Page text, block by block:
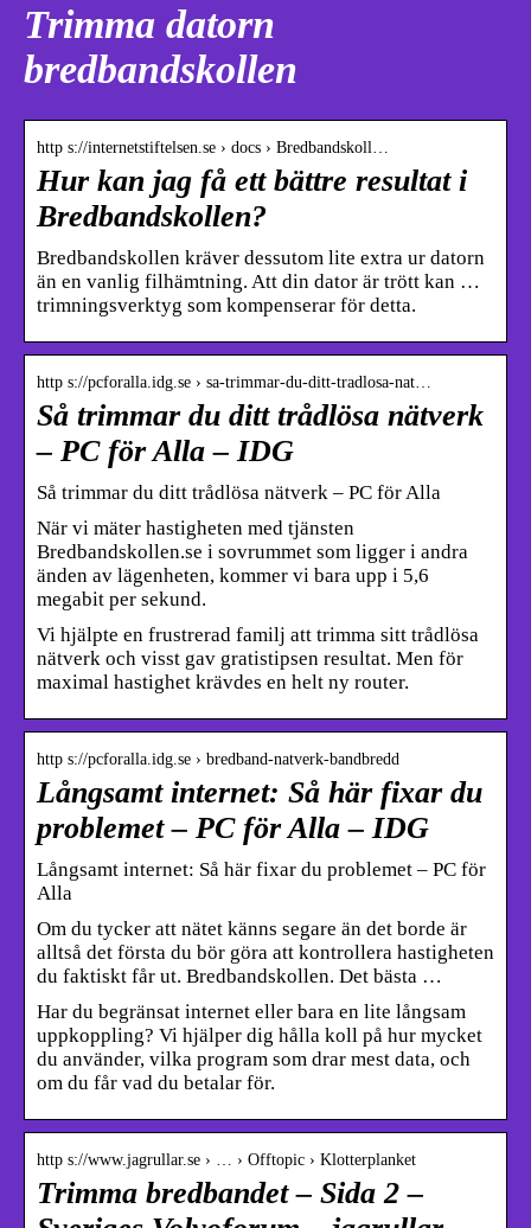
Trimma datorn
bredbandskollen
http s://internetstiftelsen.se › docs › Bredbandskoll…
Hur kan jag få ett bättre resultat i
Bredbandskollen?
Bredbandskollen kräver dessutom lite extra ur datorn
än en vanlig filhämtning. Att din dator är trött kan …
trimningsverktyg som kompenserar för detta.
http s://pcforalla.idg.se › sa-trimmar-du-ditt-tradlosa-nat…
Så trimmar du ditt trådlösa nätverk
– PC för Alla – IDG
Så trimmar du ditt trådlösa nätverk – PC för Alla
När vi mäter hastigheten med tjänsten
Bredbandskollen.se i sovrummet som ligger i andra
änden av lägenheten, kommer vi bara upp i 5,6
megabit per sekund.
Vi hjälpte en frustrerad familj att trimma sitt trådlösa
nätverk och visst gav gratistipsen resultat. Men för
maximal hastighet krävdes en helt ny router.
http s://pcforalla.idg.se › bredband-natverk-bandbredd
Långsamt internet: Så här fixar du
problemet – PC för Alla – IDG
Långsamt internet: Så här fixar du problemet – PC för
Alla
Om du tycker att nätet känns segare än det borde är
alltså det första du bör göra att kontrollera hastigheten
du faktiskt får ut. Bredbandskollen. Det bästa …
Har du begränsat internet eller bara en lite långsam
uppkoppling? Vi hjälper dig hålla koll på hur mycket
du använder, vilka program som drar mest data, och
om du får vad du betalar för.
http s://www.jagrullar.se › … › Offtopic › Klotterplanket
Trimma bredbandet – Sida 2 –